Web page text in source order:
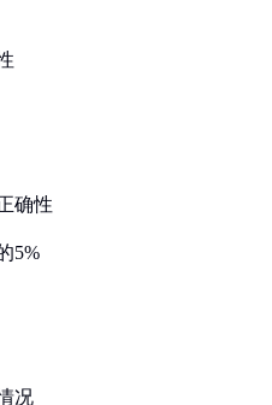
确性
5%
况